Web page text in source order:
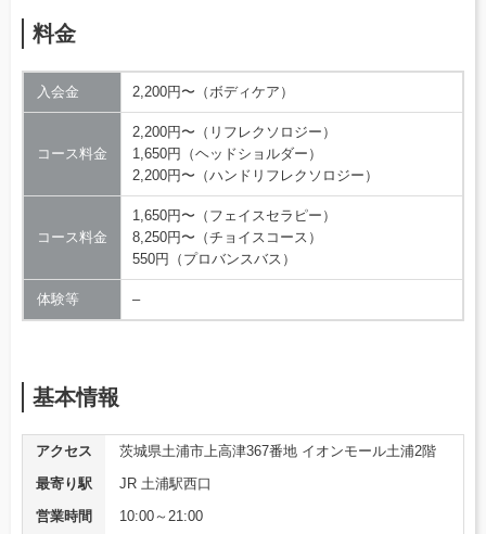
料金
入会金 2,200円〜（ボディケア）
コース料金
2,200円〜（リフレクソロジー）
1,650円（ヘッドショルダー）
2,200円〜（ハンドリフレクソロジー）
コース料金
1,650円〜（フェイスセラピー）
8,250円〜（チョイスコース）
550円（プロバンスバス）
体験等 –
基本情報
アクセス
茨城県土浦市上高津367番地 イオンモール土浦2階
最寄り駅
JR 土浦駅西口
営業時間
10:00～21:00